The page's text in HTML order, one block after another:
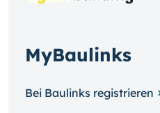
MyBaulinks
Bei Baulinks registrieren